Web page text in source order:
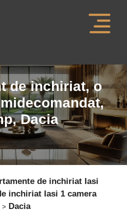
de inchiriat, o
,
Dacia
de inchiriat Iasi
inchiriat Iasi 1 camera
Dacia